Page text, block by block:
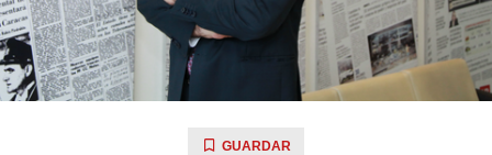
GUARDAR